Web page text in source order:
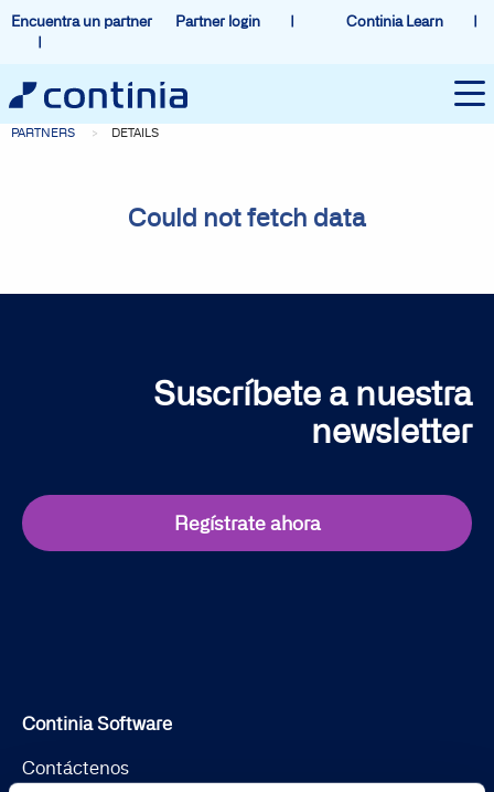
Encuentra un partner Partner login Continia Learn
PARTNERS DETAILS
Could not fetch data
Suscríbete a nuestra
newsletter
Regístrate ahora
Continia Software
Contáctenos